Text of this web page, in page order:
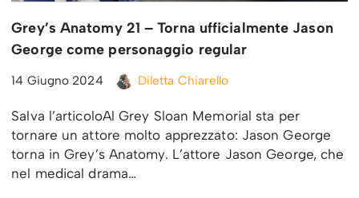
Grey’s Anatomy 21 – Torna ufficialmente Jason
George come personaggio regular
14 Giugno 2024 Diletta Chiarello
Salva l’articoloAl Grey Sloan Memorial sta per
tornare un attore molto apprezzato: Jason George
torna in Grey’s Anatomy. L’attore Jason George, che
nel medical drama…